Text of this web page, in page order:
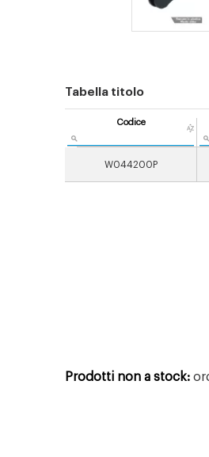
Tabella titolo
Codice
W044200P
Prodotti non a stock: